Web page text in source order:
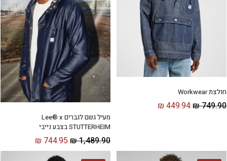
חולצת Workwear
₪749.90
₪ 449.94
מעיל גשם לגברים Lee® x
STUTTERHEIM בצבע נייבי
₪1,489.90
₪ 744.95